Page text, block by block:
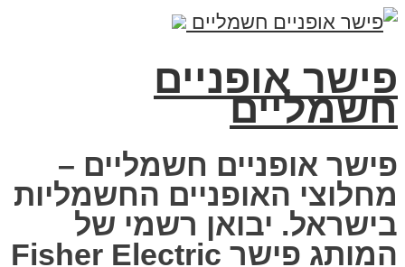
פישר אופניים
חשמליים
פישר אופניים חשמליים –
מחלוצי האופניים החשמליות
בישראל. יבואן רשמי של
המותג פישר Fisher Electric